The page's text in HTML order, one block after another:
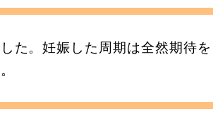
た。妊娠した周期は全然期待